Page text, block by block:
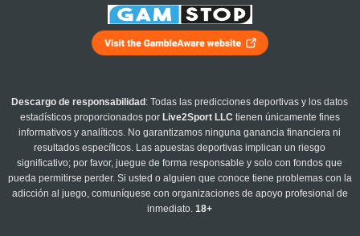
Descargo de responsabilidad : Todas las predicciones deportivas y los datos
estadísticos proporcionados por Live2Sport LLC tienen únicamente fines
informativos y analíticos. No garantizamos ninguna ganancia financiera ni
resultados específicos. Las apuestas deportivas implican un riesgo
significativo; por favor, juegue de forma responsable y solo con fondos que
pueda permitirse perder. Si usted o alguien que conoce tiene problemas con la
adicción al juego, comuníquese con organizaciones de apoyo profesional de
inmediato.18+